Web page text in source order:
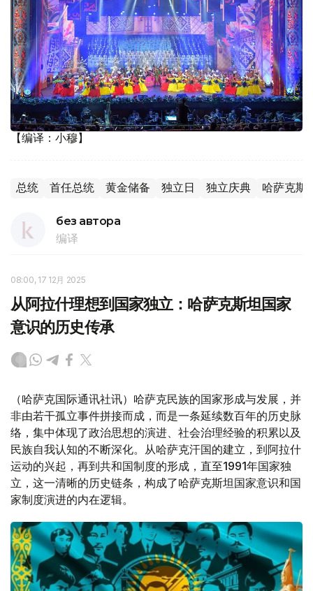
【编译：小穆】
总统 首任总统 黄金储备 独立日 独立庆典 哈萨克斯
без автора
编译
08:00, 17 12月 2025
从阿拉什理想到国家独立：哈萨克斯坦国家
意识的历史传承
（哈萨克国际通讯社讯）哈萨克民族的国家形成与发展，并
非由若干孤立事件拼接而成，而是一条延续数百年的历史脉
络，集中体现了政治思想的演进、社会治理经验的积累以及
民族自我认知的不断深化。从哈萨克汗国的建立，到阿拉什
运动的兴起，再到共和国制度的形成，直至1991年国家独
立，这一清晰的历史链条，构成了哈萨克斯坦国家意识和国
家制度演进的内在逻辑。